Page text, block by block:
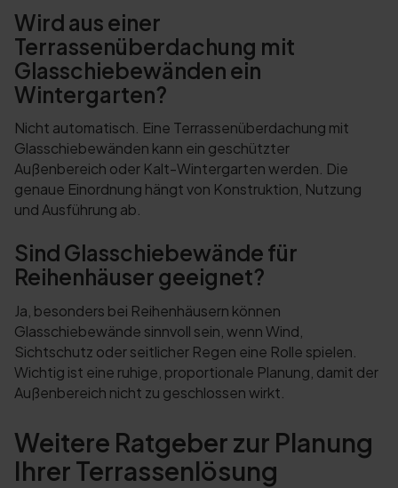
Wird aus einer
Terrassenüberdachung mit
Glasschiebewänden ein
Wintergarten?
Nicht automatisch. Eine Terrassenüberdachung mit
Glasschiebewänden kann ein geschützter
Außenbereich oder Kalt-Wintergarten werden. Die
genaue Einordnung hängt von Konstruktion, Nutzung
und Ausführung ab.
Sind Glasschiebewände für
Reihenhäuser geeignet?
Ja, besonders bei Reihenhäusern können
Glasschiebewände sinnvoll sein, wenn Wind,
Sichtschutz oder seitlicher Regen eine Rolle spielen.
Wichtig ist eine ruhige, proportionale Planung, damit der
Außenbereich nicht zu geschlossen wirkt.
Weitere Ratgeber zur Planung
Ihrer Terrassenlösung